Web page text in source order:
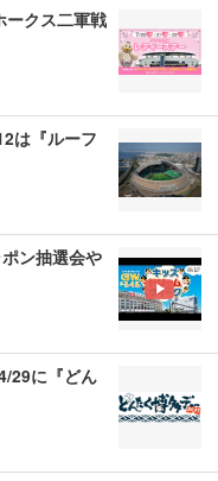
ークス二軍戦
は『ルーフ
ン抽選会や
29に『どん